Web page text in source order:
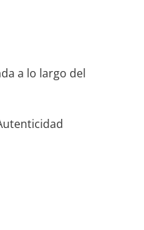
a lo largo del